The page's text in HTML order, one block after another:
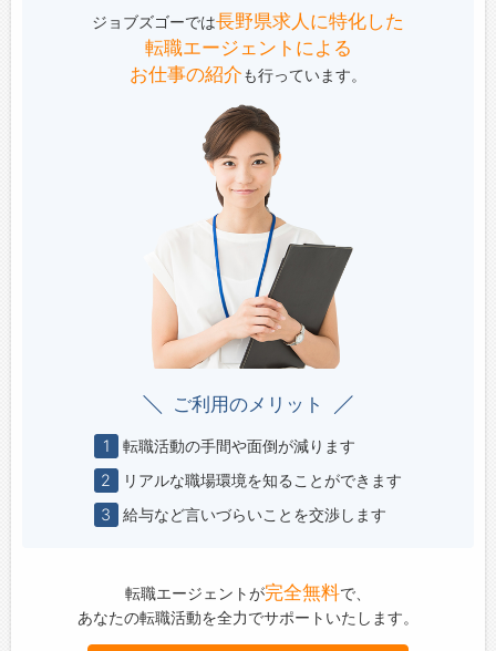
ジョブズゴーでは長野県求人に特化した
転職エージェントによる
お仕事の紹介も行っています。
ご利用のメリット
1
転職活動の手間や面倒が減ります
2
リアルな職場環境を知ることができます
3
給与など言いづらいことを交渉します
転職エージェントが完全無料で、
あなたの転職活動を全力でサポートいたします。